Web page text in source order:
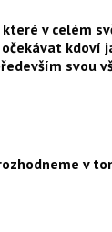
v celém
kdoví
svou
v